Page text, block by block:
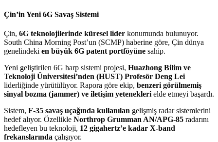
Çin’in Yeni 6G Savaş Sistemi
Çin, 6G teknolojilerinde küresel lider konumunda bulunuyor.
South China Morning Post’un (SCMP) haberine göre, Çin dünya
genelindeki en büyük 6G patent portföyüne sahip.
Yeni geliştirilen 6G harp sistemi projesi, Huazhong Bilim ve
Teknoloji Üniversitesi’nden (HUST) Profesör Deng Lei
liderliğinde yürütülüyor. Rapora göre ekip, benzeri görülmemiş
sinyal bozma (jammer) ve iletişim yetenekleri elde etmeyi başardı.
Sistem, F-35 savaş uçağında kullanılan gelişmiş radar sistemlerini
hedef alıyor. Özellikle Northrop Grumman AN/APG-85 radarını
hedefleyen bu teknoloji, 12 gigahertz’e kadar X-band
frekanslarında çalışıyor.